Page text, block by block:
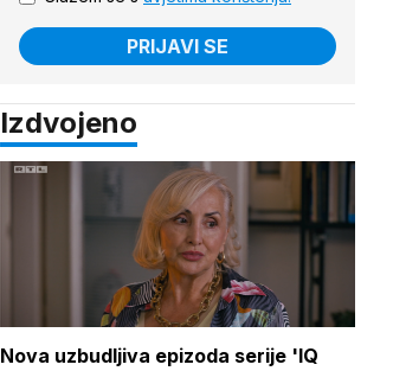
PRIJAVI SE
Izdvojeno
Nova uzbudljiva epizoda serije 'IQ